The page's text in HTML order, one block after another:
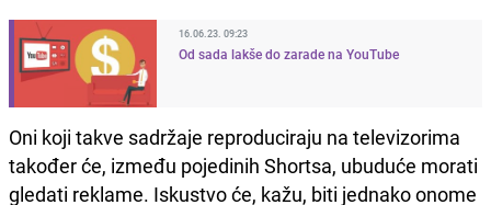
16.06.23. 09:23
Od sada lakše do zarade na YouTube
Oni koji takve sadržaje reproduciraju na televizorima
također će, između pojedinih Shortsa, ubuduće morati
gledati reklame. Iskustvo će, kažu, biti jednako onome